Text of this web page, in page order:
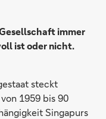
immer
ist oder nicht.
steckt
1959 bis 90
Singapurs